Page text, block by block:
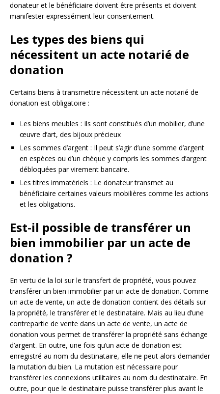
donateur et le bénéficiaire doivent être présents et doivent
manifester expressément leur consentement.
Les types des biens qui
nécessitent un acte notarié de
donation
Certains biens à transmettre nécessitent un acte notarié de
donation est obligatoire :
Les biens meubles : Ils sont constitués d’un mobilier, d’une
œuvre d’art, des bijoux précieux
Les sommes d’argent : Il peut s’agir d’une somme d’argent
en espèces ou d’un chèque y compris les sommes d’argent
débloquées par virement bancaire.
Les titres immatériels : Le donateur transmet au
bénéficiaire certaines valeurs mobilières comme les actions
et les obligations.
Est-il possible de transférer un
bien immobilier par un acte de
donation ?
En vertu de la loi sur le transfert de propriété, vous pouvez
transférer un bien immobilier par un acte de donation. Comme
un acte de vente, un acte de donation contient des détails sur
la propriété, le transférer et le destinataire. Mais au lieu d’une
contrepartie de vente dans un acte de vente, un acte de
donation vous permet de transférer la propriété sans échange
d’argent. En outre, une fois qu’un acte de donation est
enregistré au nom du destinataire, elle ne peut alors demander
la mutation du bien. La mutation est nécessaire pour
transférer les connexions utilitaires au nom du destinataire. En
outre, pour que le destinataire puisse transférer plus avant le